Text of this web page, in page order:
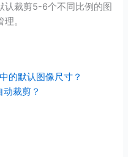
认裁剪5-6个不同比例的图
。
的默认图像尺寸？
裁剪？